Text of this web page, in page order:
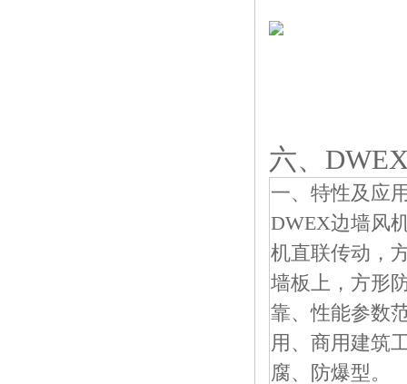
六、
一、特性及应
DWEX边墙风
机直联传动，
墙板上，方形
靠、性能参数
用、商用建筑
腐、防爆型。